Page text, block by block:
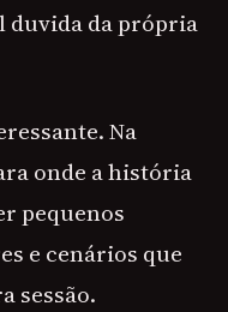
duvida da própria
Na
onde a história
pequenos
e cenários que
sessão.